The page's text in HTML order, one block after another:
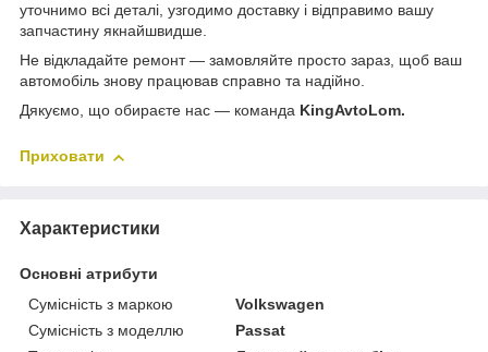
уточнимо всі деталі, узгодимо доставку і відправимо вашу
запчастину якнайшвидше.
Не відкладайте ремонт — замовляйте просто зараз, щоб ваш
автомобіль знову працював справно та надійно.
Дякуємо, що обираєте нас — команда KingAvtoLom.
Приховати
Характеристики
Основні атрибути
Сумісність з маркою
Volkswagen
Сумісність з моделлю
Passat